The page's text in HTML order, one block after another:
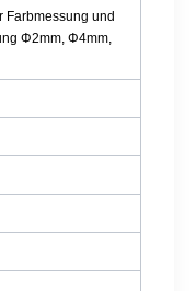
Farbmessung und
Φ2mm, Φ4mm,